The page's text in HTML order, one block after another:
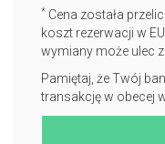
* Cena została
koszt rezerwacji w
wymiany może ulec
Pamiętaj, że Twój
transakcję w obecej